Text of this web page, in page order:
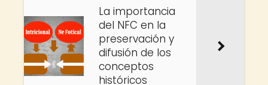
La importancia
del NFC en la
preservación y
difusión de los
conceptos
históricos